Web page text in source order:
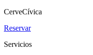
CerveCívica
Reservar
Servicios